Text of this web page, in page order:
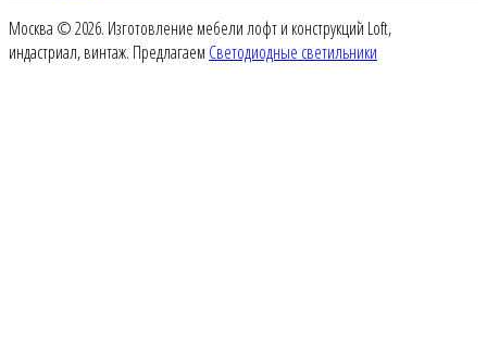
Москва © 2026. Изготовление мебели лофт и конструкций Loft,
индастриал, винтаж. Предлагаем Светодиодные светильники